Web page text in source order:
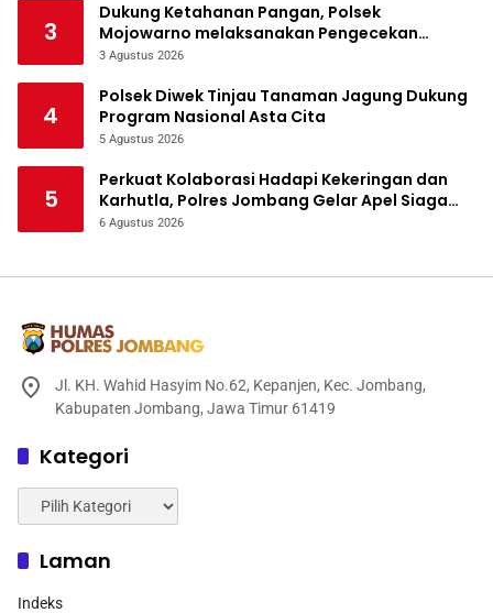
3
Dukung Ketahanan Pangan, Polsek
Mojowarno melaksanakan Pengecekan
Tanaman Jagung
3 Agustus 2026
4
Polsek Diwek Tinjau Tanaman Jagung Dukung
Program Nasional Asta Cita
5 Agustus 2026
5
Perkuat Kolaborasi Hadapi Kekeringan dan
Karhutla, Polres Jombang Gelar Apel Siaga
Bencana
6 Agustus 2026
Jl. KH. Wahid Hasyim No.62, Kepanjen, Kec. Jombang,
Kabupaten Jombang, Jawa Timur 61419
Kategori
Kategori
Laman
Indeks